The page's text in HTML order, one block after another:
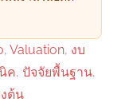
, Valuation, งบ
ค, ปัจจัยพื้นฐาน,
ต้น